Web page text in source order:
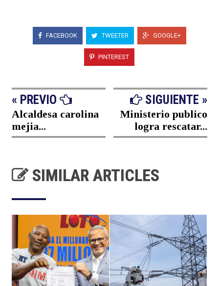
FACEBOOK TWEETER GOOGLE+
PINTEREST
« PREVIO
Alcaldesa carolina
mejia...
SIGUIENTE »
Ministerio publico
logra rescatar...
SIMILAR ARTICLES